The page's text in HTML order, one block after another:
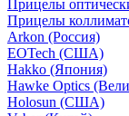
Прицелы
Прицелы
Arkon (Россия)
EOTech (США)
Hakko (Япония)
Hawke Optics
Holosun (США)